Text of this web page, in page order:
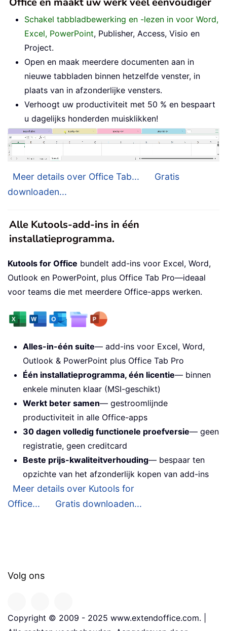
Schakel tabbladbewerking en -lezen in voor Word,
Excel, PowerPoint, Publisher, Access, Visio en
Project.
Open en maak meerdere documenten aan in
nieuwe tabbladen binnen hetzelfde venster, in
plaats van in afzonderlijke vensters.
Verhoogt uw productiviteit met 50 % en bespaart
u dagelijks honderden muisklikken!
Meer details over Office Tab...
Gratis
downloaden...
Alle Kutools-add-ins in één
installatieprogramma.
Kutools for Office bundelt add-ins voor Excel, Word,
Outlook en PowerPoint, plus Office Tab Pro—ideaal
voor teams die met meerdere Office-apps werken.
Alles-in-één suite— add-ins voor Excel, Word,
Outlook & PowerPoint plus Office Tab Pro
Één installatieprogramma, één licentie— binnen
enkele minuten klaar (MSI-geschikt)
Werkt beter samen— gestroomlijnde
productiviteit in alle Office-apps
30 dagen volledig functionele proefversie— geen
registratie, geen creditcard
Beste prijs-kwaliteitverhouding— bespaar ten
opzichte van het afzonderlijk kopen van add-ins
Meer details over Kutools for
Office...
Gratis downloaden...
Volg ons
Copyright © 2009 - 2025 www.extendoffice.com. |